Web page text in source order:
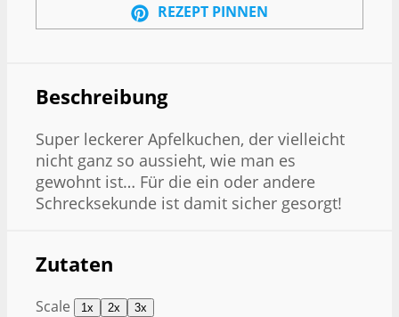
REZEPT PINNEN
Beschreibung
Super leckerer Apfelkuchen, der vielleicht
nicht ganz so aussieht, wie man es
gewohnt ist… Für die ein oder andere
Schrecksekunde ist damit sicher gesorgt!
Zutaten
Scale 1x 2x 3x